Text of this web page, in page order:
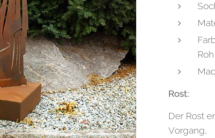
Roh
Rost:
Der Rost
Vorgang,